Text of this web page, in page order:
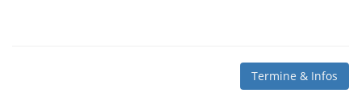
Termine & Infos